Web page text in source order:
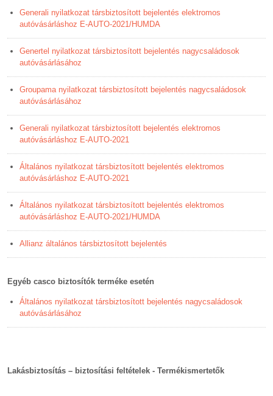
Generali nyilatkozat társbiztosított bejelentés elektromos
autóvásárláshoz E-AUTO-2021/HUMDA
Genertel nyilatkozat társbiztosított bejelentés nagycsaládosok
autóvásárlásához
Groupama nyilatkozat társbiztosított bejelentés nagycsaládosok
autóvásárlásához
Generali nyilatkozat társbiztosított bejelentés elektromos
autóvásárláshoz E-AUTO-2021
Általános nyilatkozat társbiztosított bejelentés elektromos
autóvásárláshoz E-AUTO-2021
Általános nyilatkozat társbiztosított bejelentés elektromos
autóvásárláshoz E-AUTO-2021/HUMDA
Allianz általános társbiztosított bejelentés
Egyéb casco biztosítók terméke esetén
Általános nyilatkozat társbiztosított bejelentés nagycsaládosok
autóvásárlásához
Lakásbiztosítás – biztosítási feltételek - Termékismertetők